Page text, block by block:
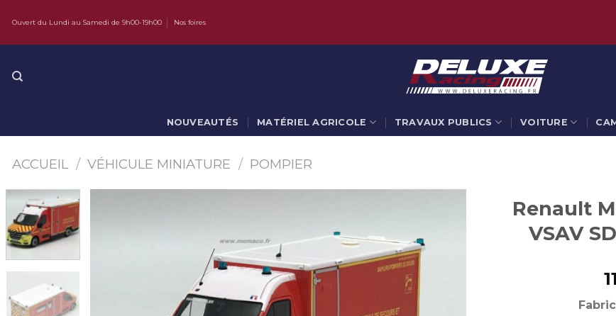
content
Ouvert du Lundi au Samedi de 9h00-19h00 Nos foires
NOUVEAUTÉS MATÉRIEL AGRICOLE TRAVAUX PUBLICS VOITURE
ACCUEIL / VÉHICULE MINIATURE / POMPIER
Renault
VSAV